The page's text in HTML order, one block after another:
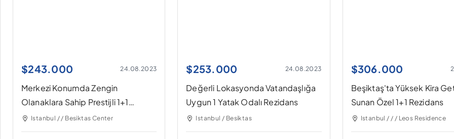
$243.000 24.08.2023
Merkezi Konumda Zengin
Olanaklara Sahip Prestijli 1+1
Rezidans
Istanbul / / Besiktas Center
$253.000 24.08.2023
Değerli Lokasyonda Vatandaşlığa
Uygun 1 Yatak Odalı Rezidans
Istanbul / Besiktas
$306.000
Beşiktaş'ta Yüksek Kira
Sunan Özel 1+1 Rezidans
Istanbul / / / Leos Residence